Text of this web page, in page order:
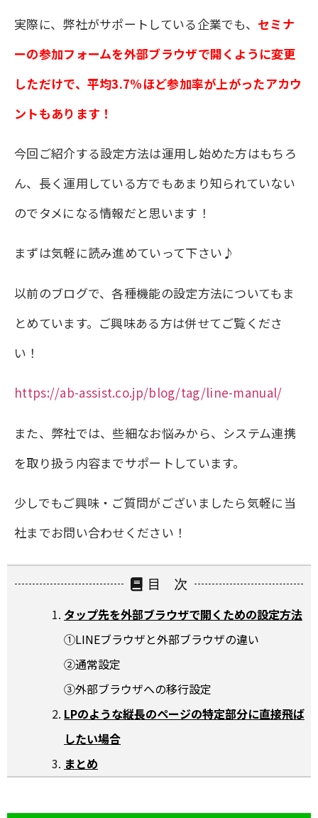
実際に、弊社がサポートしている企業でも、 セミナ
ーの参加フォームを外部ブラウザで開くように変更
しただけで、平均3.7%ほど参加率が上がったアカウ
ントもあります！
今回ご紹介する設定方法は運用し始めた方はもちろ
ん、長く運用している方でもあまり知られていない
のでタメになる情報だと思います！
まずは気軽に読み進めていって下さい♪
以前のブログで、各種機能の設定方法についてもま
とめています。ご興味ある方は併せてご覧くださ
い！
https://ab-assist.co.jp/blog/tag/line-manual/
また、弊社では、些細なお悩みから、システム連携
を取り扱う内容までサポートしています。
少しでもご興味・ご質問がございましたら気軽に当
社までお問い合わせください！
目 次
タップ先を外部ブラウザで開くための設定方法
①LINEブラウザと外部ブラウザの違い
②通常設定
③外部ブラウザへの移行設定
LPのような縦長のページの特定部分に直接飛ば
したい場合
まとめ